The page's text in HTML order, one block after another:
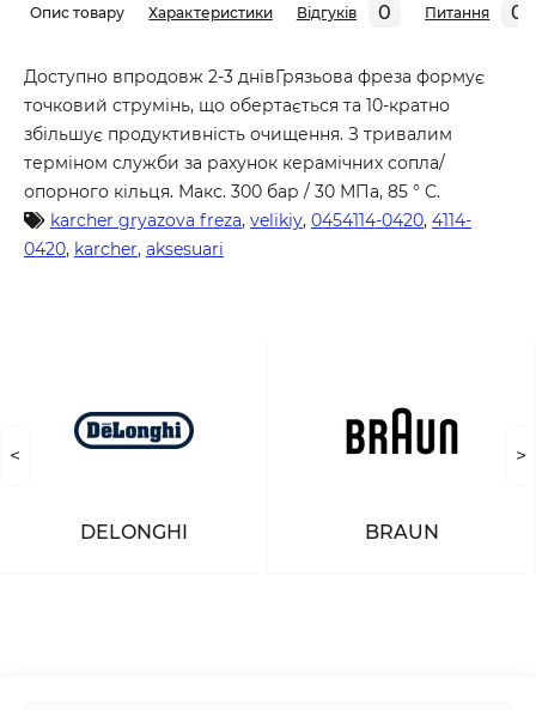
Опис товару Характеристики Відгуків 0 Питання 0
Доступно впродовж 2-3 днівГрязьова фреза формує
точковий струмінь, що обертається та 10-кратно
збільшує продуктивність очищення. З тривалим
терміном служби за рахунок керамічних сопла/
опорного кільця. Макс. 300 бар / 30 МПа, 85 ° C.
karcher gryazova freza, velikiy, 0454114-0420, 4114-
0420, karcher, aksesuari
<
DELONGHI BRAUN
>